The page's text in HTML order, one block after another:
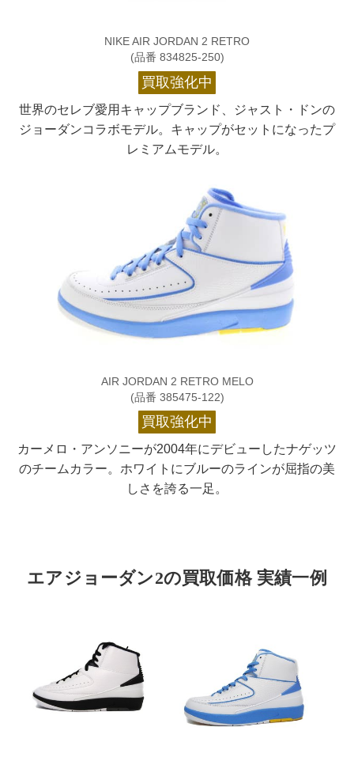
NIKE AIR JORDAN 2 RETRO
(品番 834825-250)
買取強化中
世界のセレブ愛用キャップブランド、ジャスト・ドンの
ジョーダンコラボモデル。キャップがセットになったプ
レミアムモデル。
AIR JORDAN 2 RETRO MELO
(品番 385475-122)
買取強化中
カーメロ・アンソニーが2004年にデビューしたナゲッツ
のチームカラー。ホワイトにブルーのラインが屈指の美
しさを誇る一足。
エアジョーダン2の買取価格 実績一例